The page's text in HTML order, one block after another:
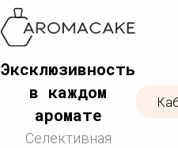
Эксклюзивность
в каждом
аромате
Селективная